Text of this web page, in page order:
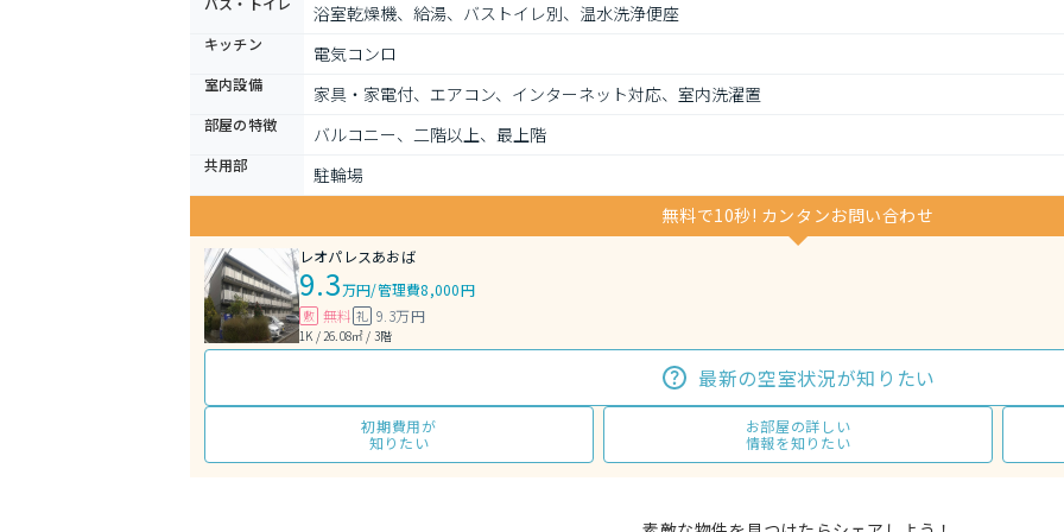
浴室乾燥機、給湯、バストイレ別、温水洗浄便座
キッチン 電気コンロ
室内設備 家具・家電付、エアコン、インターネット対応、室内洗濯置
部屋の特徴 バルコニー、二階以上、最上階
共用部
駐輪場
無料で10秒! カンタンお問い合わせ
レオパレスあおば
9.3万円/管理費8,000円
敷 無料 礼 9.3万円
1K / 26.08㎡ / 3階
最新の空室状況が知りたい
初期費用が
知りたい
お部屋の詳しい
情報を知りたい